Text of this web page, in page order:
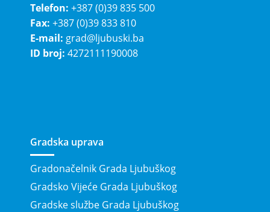
Telefon: +387 (0)39 835 500
Fax: +387 (0)39 833 810
E-mail: grad@ljubuski.ba
ID broj: 4272111190008
Gradska uprava
Gradonačelnik Grada Ljubuškog
Gradsko Vijeće Grada Ljubuškog
Gradske službe Grada Ljubuškog